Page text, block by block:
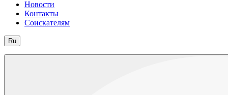
Новости
Контакты
Соискателям
Ru